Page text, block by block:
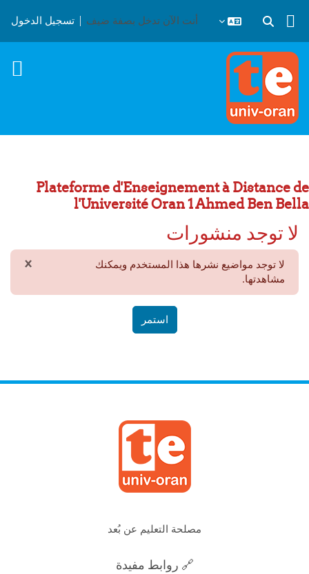
تبديل إدخال البحث
أنت الآن تدخل بصفة ضيف تسجيل الدخول
Plateforme d'Enseignement à Distance de
l'Université Oran 1 Ahmed Ben Bella
لا توجد منشورات
لا توجد مواضيع نشرها هذا المستخدم ويمكنك
مشاهدتها.
×
استمر
مصلحة التعليم عن بُعد
🔗 روابط مفيدة